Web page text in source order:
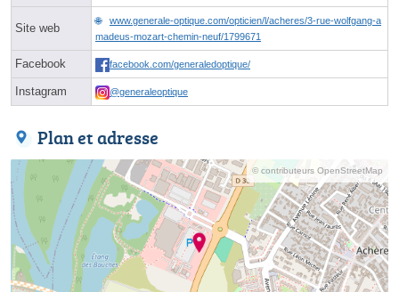
Site web
www.generale-optique.com/opticien/l/acheres/3-rue-wolfgang-a
madeus-mozart-chemin-neuf/1799671
Facebook facebook.com/generaledoptique/
Instagram @generaleoptique
Plan et adresse
© contributeurs OpenStreetMap